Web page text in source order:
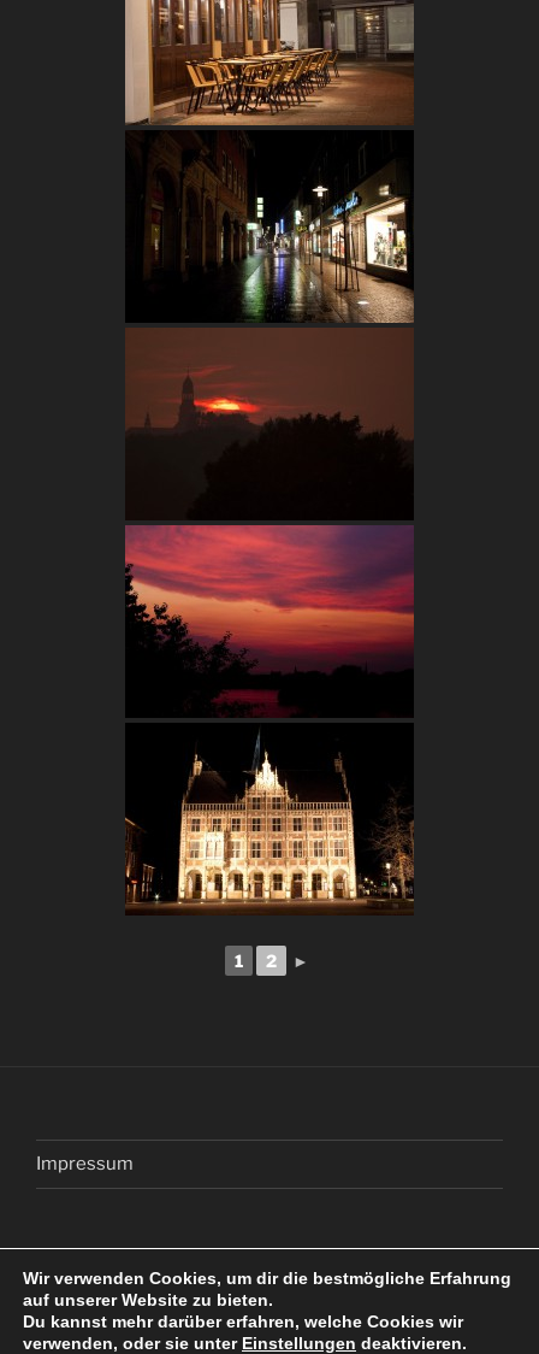
1 2 ►
Impressum
E-
Mail
FacebookInstagram
Wir verwenden Cookies, um dir die bestmögliche Erfahrung
auf unserer Website zu bieten.
Du kannst mehr darüber erfahren, welche Cookies wir
verwenden, oder sie unter Einstellungen deaktivieren.